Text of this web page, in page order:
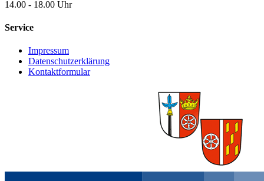
14.00 - 18.00 Uhr
Service
Impressum
Datenschutzerklärung
Kontaktformular